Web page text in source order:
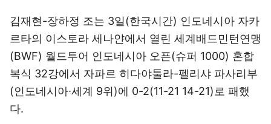
김재현-장하정 조는 3일(한국시간) 인도네시아 자카
르타의 이스토라 세나얀에서 열린 세계배드민턴연맹
(BWF) 월드투어 인도네시아 오픈(슈퍼 1000) 혼합
복식 32강에서 자파르 히다야툴라-펠리샤 파사리부
(인도네시아∙세계 9위)에 0-2(11-21 14-21)로 패했
다.